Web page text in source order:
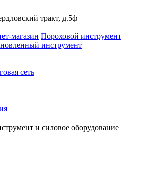
тракт, д.5ф
магазин Пороховой инструмент
инструмент
сеть
и силовое оборудование